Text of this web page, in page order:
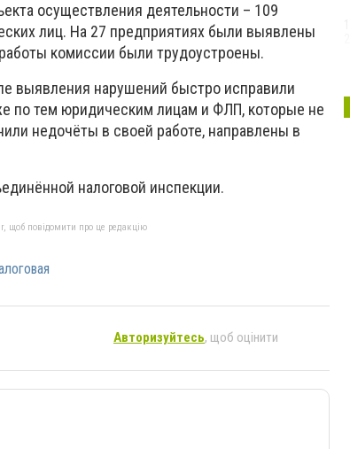
осуществления деятельности – 109
лиц. На 27 предприятиях были выявлены
комиссии были трудоустроены.
выявления нарушений быстро исправили
по тем юридическим лицам и ФЛП, которые не
недочёты в своей работе, направлены в
налоговой инспекции.
щоб повідомити про це редакцію
Авторизуйтесь, щоб оцінити